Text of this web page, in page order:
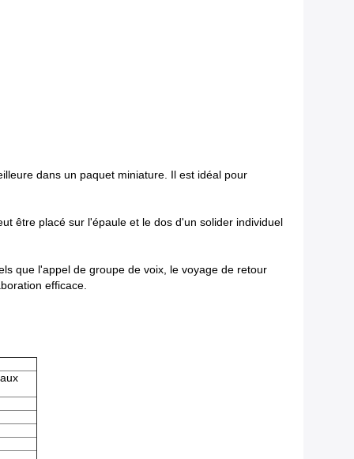
dans un paquet miniature. Il est idéal pour
être placé sur l'épaule et le dos d'un solider individuel
que l'appel de groupe de voix, le voyage de retour
efficace.